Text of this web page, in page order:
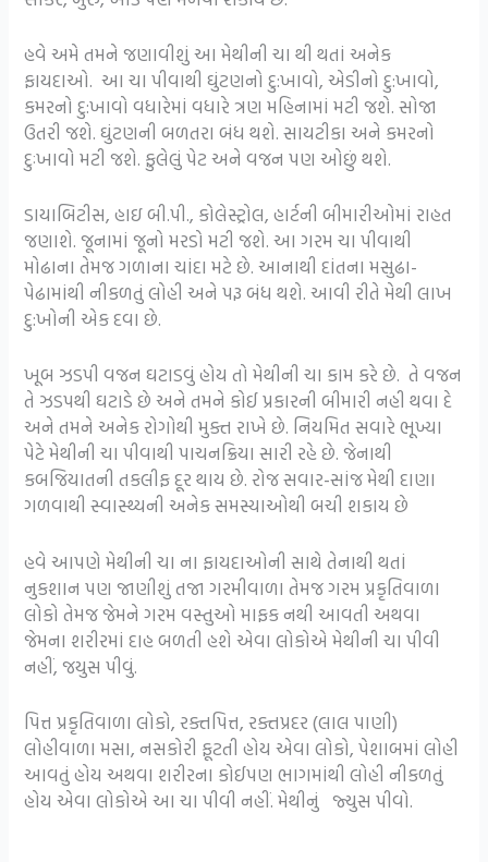
હવે અમે તમને જણાવીશું આ મેથીની ચા થી થતાં અનેક
ફાયદાઓ. આ ચા પીવાથી ઘુંટણનો દુ:ખાવો, એડીનો દુ:ખાવો,
કમરનો દુ:ખાવો વધારેમાં વધારે ત્રણ મહિનામાં મટી જશે. સોજા
ઉતરી જશે. ઘુંટણની બળતરા બંધ થશે. સાયટીકા અને કમરનો
દુઃખાવો મટી જશે. ફુલેલું પેટ અને વજન પણ ઓછું થશે.
ડાયાબિટીસ, હાઇ બી.પી., કોલેસ્ટ્રોલ, હાર્ટની બીમારીઓમાં રાહત
જણાશે. જૂનામાં જૂનો મરડો મટી જશે. આ ગરમ ચા પીવાથી
મોઢાના તેમજ ગળાના ચાંદા મટે છે. આનાથી દાંતના મસુઢા-
પેઢામાંથી નીકળતું લોહી અને પરૂ બંધ થશે. આવી રીતે મેથી લાખ
દુ:ખોની એક દવા છે.
ખૂબ ઝડપી વજન ઘટાડવું હોય તો મેથીની ચા કામ કરે છે. તે વજન
તે ઝડપથી ઘટાડે છે અને તમને કોઈ પ્રકારની બીમારી નહી થવા દે
અને તમને અનેક રોગોથી મુક્ત રાખે છે. નિયમિત સવારે ભૂખ્યા
પેટે મેથીની ચા પીવાથી પાચનક્રિયા સારી રહે છે. જેનાથી
કબજિયાતની તકલીફ દૂર થાય છે. રોજ સવાર-સાંજ મેથી દાણા
ગળવાથી સ્વાસ્થ્યની અનેક સમસ્યાઓથી બચી શકાય છે
હવે આપણે મેથીની ચા ના ફાયદાઓની સાથે તેનાથી થતાં
નુકશાન પણ જાણીશું તજા ગરમીવાળા તેમજ ગરમ પ્રકૃતિવાળા
લોકો તેમજ જેમને ગરમ વસ્તુઓ માફક નથી આવતી અથવા
જેમના શરીરમાં દાહ બળતી હશે એવા લોકોએ મેથીની ચા પીવી
નહીં, જયુસ પીવું.
પિત્ત પ્રકૃતિવાળા લોકો, રક્તપિત્ત, રક્તપ્રદર (લાલ પાણી)
લોહીવાળા મસા, નસકોરી ફૂટતી હોય એવા લોકો, પેશાબમાં લોહી
આવતું હોય અથવા શરીરના કોઈપણ ભાગમાંથી લોહી નીકળતું
હોય એવા લોકોએ આ ચા પીવી નહીં. મેથીનું જ્યુસ પીવો.